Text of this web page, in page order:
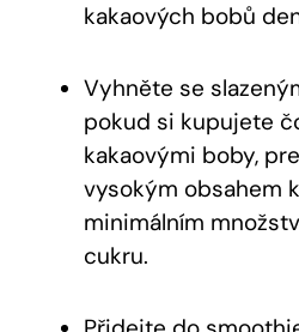
kakaových bobů
Vyhněte se
pokud si kupujete
kakaovými boby,
vysokým obsahem
minimálním
cukru.